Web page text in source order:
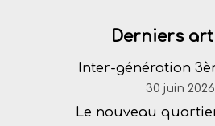
Derniers
Inter-génération
30 juin 2026
Le nouveau